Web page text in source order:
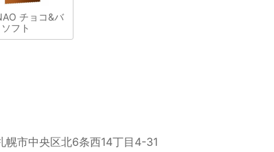
チョコ&バ
フト
幌市中央区北6条西14丁目4-31